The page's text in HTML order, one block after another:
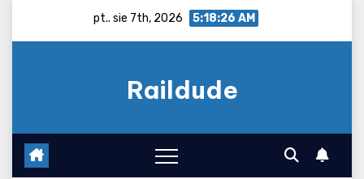
pt.. sie 7th, 2026 5:18:26 AM
Raildude